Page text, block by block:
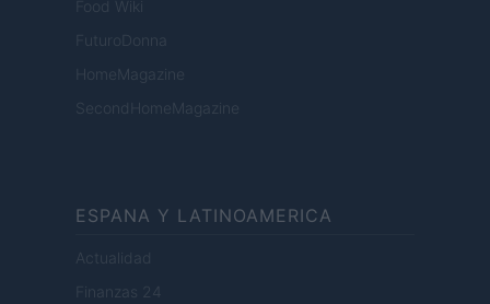
Food Wiki
FuturoDonna
HomeMagazine
SecondHomeMagazine
ESPANA Y LATINOAMERICA
Actualidad
Finanzas 24